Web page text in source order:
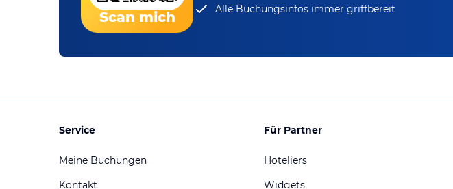
Scan mich
Alle Buchungsinfos immer griffbereit
Service
Meine Buchungen
Kontakt
Für Partner
Hoteliers
Widgets